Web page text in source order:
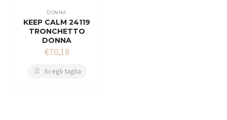
DONNA
KEEP CALM 24119
TRONCHETTO
DONNA
€70,18
Scegli taglia